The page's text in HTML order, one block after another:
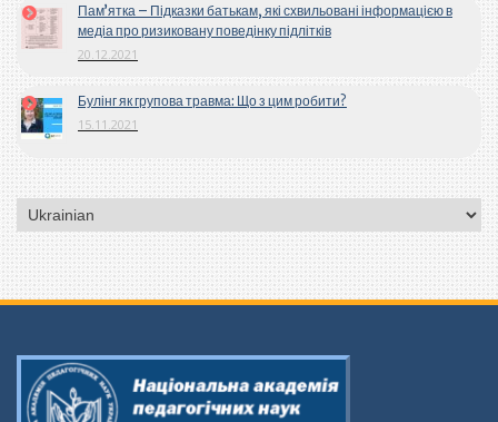
Пам’ятка – Підказки батькам, які схвильовані інформацією в
медіа про ризиковану поведінку підлітків
20.12.2021
Булінг як групова травма: Що з цим робити?
15.11.2021
Вибрати
мову